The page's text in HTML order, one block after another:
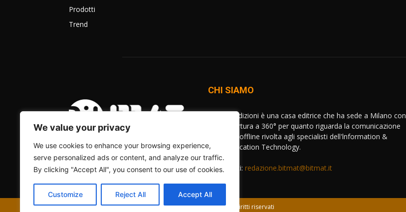
We value your privacy
We use cookies to enhance your browsing experience,
serve personalized ads or content, and analyze our traffic.
By clicking "Accept All", you consent to our use of cookies.
Customize Reject All Accept All
Prodotti
Trend
CHI SIAMO
BitMAT Edizioni è una casa editrice che ha sede a Milano con
una copertura a 360° per quanto riguarda la comunicazione
online ed offline rivolta agli specialisti dell'lnformation &
Communication Technology.
Contattaci: redazione.bitmat@bitmat.it
© 2012 - 2026 - BitMAT Edizioni - P.Iva 09091900960 - tutti i diritti riservati